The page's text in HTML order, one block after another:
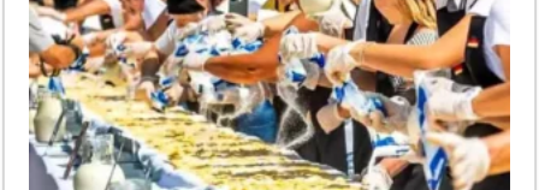
Teatro El Galpón sufrió un robo y pide ayuda
Confirmaron la fecha de la Peregrinación a Luján 2026
INCUCAI implementará una técnica para aumentar los trasplantes de